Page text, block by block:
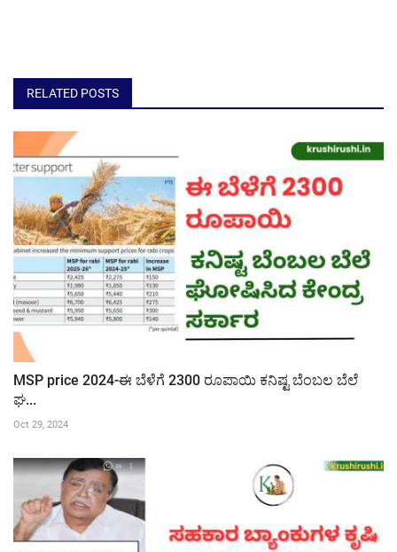
RELATED POSTS
MSP price 2024-ಈ ಬೆಳೆಗೆ 2300 ರೂಪಾಯಿ ಕನಿಷ್ಟ ಬೆಂಬಲ ಬೆಲೆ
ಘ...
Oct 29, 2024